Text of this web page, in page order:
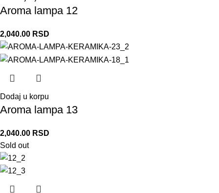
Aroma lampa 12
2,040.00 RSD
Dodaj u korpu
Aroma lampa 13
2,040.00 RSD
Sold out